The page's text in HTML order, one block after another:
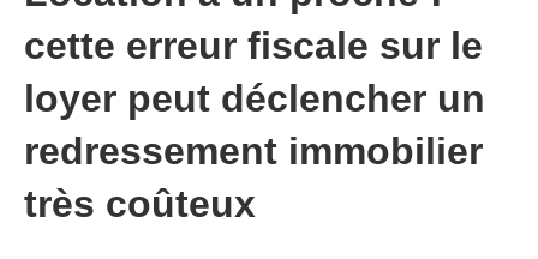
cette erreur fiscale sur le
loyer peut déclencher un
redressement immobilier
très coûteux